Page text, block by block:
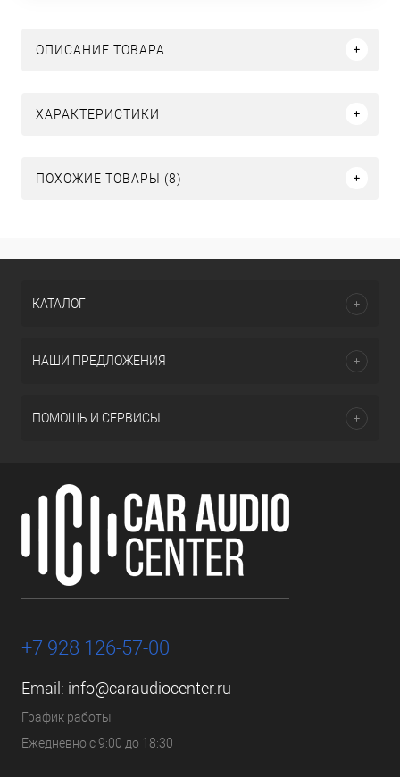
ОПИСАНИЕ ТОВАРА
ХАРАКТЕРИСТИКИ
ПОХОЖИЕ ТОВАРЫ (8)
КАТАЛОГ
НАШИ ПРЕДЛОЖЕНИЯ
ПОМОЩЬ И СЕРВИСЫ
+7 928 126-57-00
Email: info@caraudiocenter.ru
График работы
Ежедневно с 9:00 до 18:30